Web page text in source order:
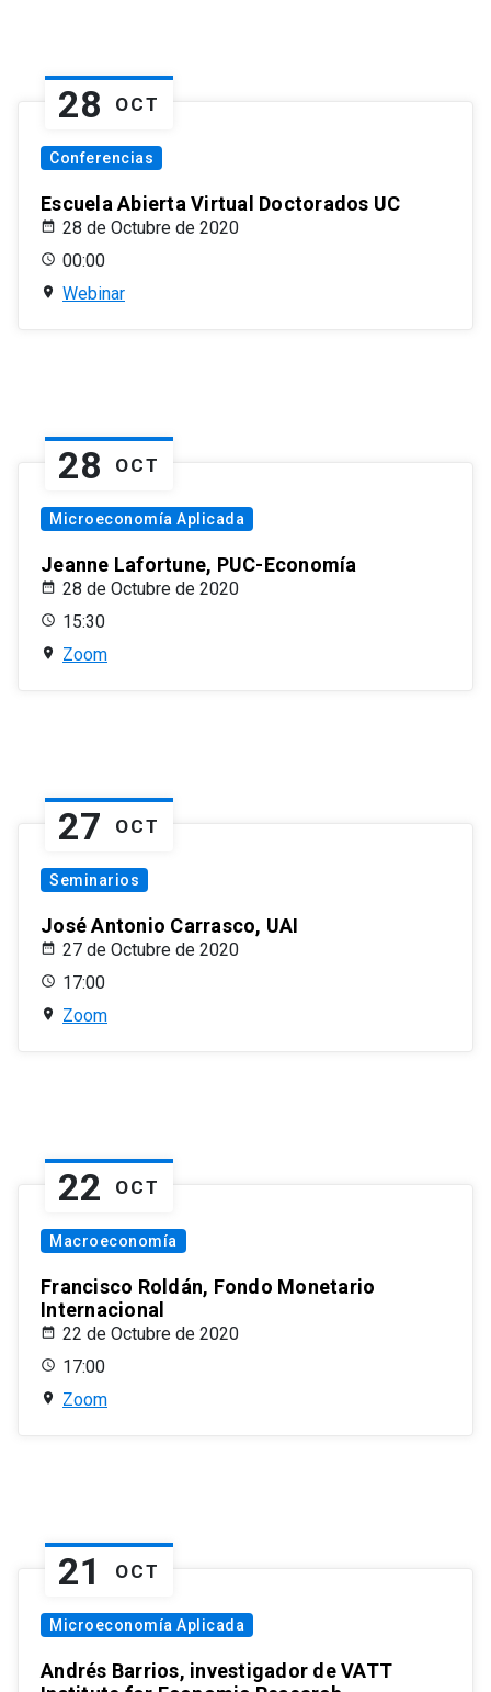
28 OCT
Conferencias
Escuela Abierta Virtual Doctorados UC
28 de Octubre de 2020
00:00
Webinar
28 OCT
Microeconomía Aplicada
Jeanne Lafortune, PUC-Economía
28 de Octubre de 2020
15:30
Zoom
27 OCT
Seminarios
José Antonio Carrasco, UAI
27 de Octubre de 2020
17:00
Zoom
22 OCT
Macroeconomía
Francisco Roldán, Fondo Monetario
Internacional
22 de Octubre de 2020
17:00
Zoom
21 OCT
Microeconomía Aplicada
Andrés Barrios, investigador de VATT